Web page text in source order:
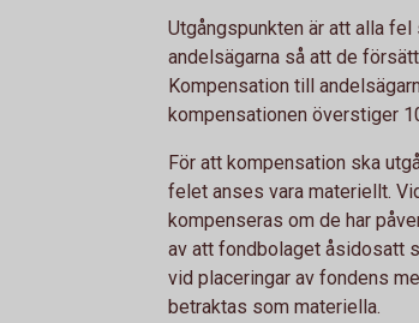
Utgångspunkten är att alla
andelsägarna så att de
Kompensation till
kompensationen överstiger
För att kompensation ska
felet anses vara materiellt.
kompenseras om de har
av att fondbolaget åsidosatt
vid placeringar av fondens
betraktas som materiella.